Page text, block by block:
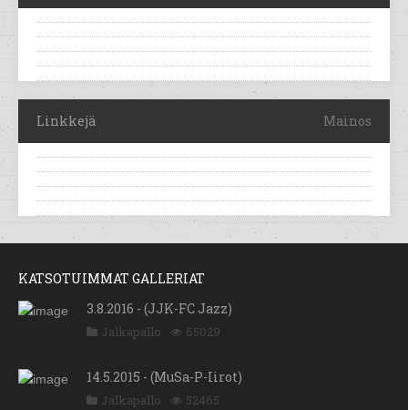
Linkkejä Mainos
KATSOTUIMMAT GALLERIAT
3.8.2016 - (JJK-FC Jazz)
Jalkapallo 65029
14.5.2015 - (MuSa-P-Iirot)
Jalkapallo 52465